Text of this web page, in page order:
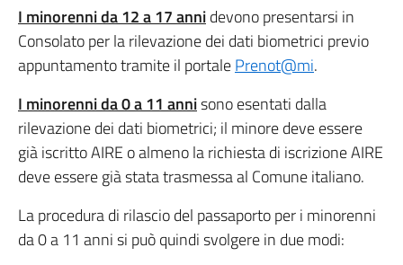
I minorenni da 12 a 17 annidevono presentarsi in
Consolato per la rilevazione dei dati biometrici previo
appuntamento tramite il portalePrenot@mi.
I minorenni da 0 a 11 annisono esentati dalla
rilevazione dei dati biometrici; il minore deve essere
già iscritto AIRE o almeno la richiesta di iscrizione AIRE
deve essere già stata trasmessa al Comune italiano.
La procedura di rilascio del passaporto per i minorenni
da 0 a 11 anni si può quindi svolgere in due modi: